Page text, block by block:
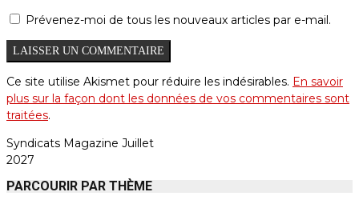
Prévenez-moi de tous les nouveaux articles par e-mail.
Ce site utilise Akismet pour réduire les indésirables. En savoir
plus sur la façon dont les données de vos commentaires sont
traitées.
Syndicats Magazine Juillet
2027
PARCOURIR PAR THÈME